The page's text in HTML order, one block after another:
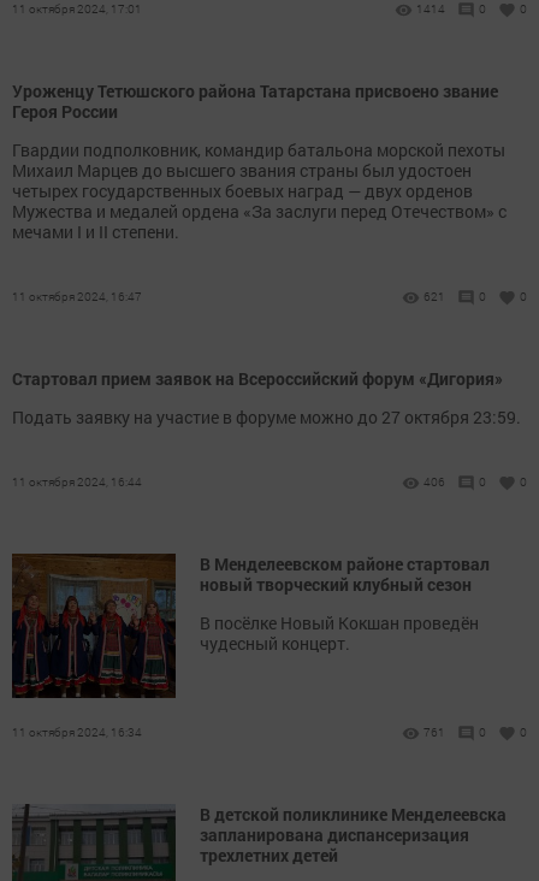
11 октября 2024, 17:01 1414 0 0
Уроженцу Тетюшского района Татарстана присвоено звание
Героя России
Гвардии подполковник, командир батальона морской пехоты
Михаил Марцев до высшего звания страны был удостоен
четырех государственных боевых наград — двух орденов
Мужества и медалей ордена «За заслуги перед Отечеством» с
мечами I и II степени.
11 октября 2024, 16:47 621 0 0
Стартовал прием заявок на Всероссийский форум «Дигория»
Подать заявку на участие в форуме можно до 27 октября 23:59.
11 октября 2024, 16:44 406 0 0
В Менделеевском районе стартовал
новый творческий клубный сезон
В посёлке Новый Кокшан проведён
чудесный концерт.
11 октября 2024, 16:34 761 0 0
В детской поликлинике Менделеевска
запланирована диспансеризация
трехлетних детей